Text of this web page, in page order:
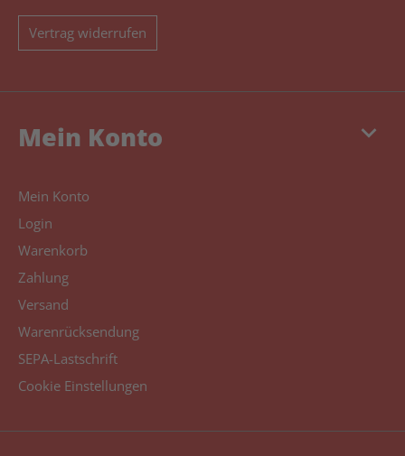
Vertrag widerrufen
keyboard_arrow_down
Mein Konto
Mein Konto
Login
Warenkorb
Zahlung
Versand
Warenrücksendung
SEPA-Lastschrift
Cookie Einstellungen